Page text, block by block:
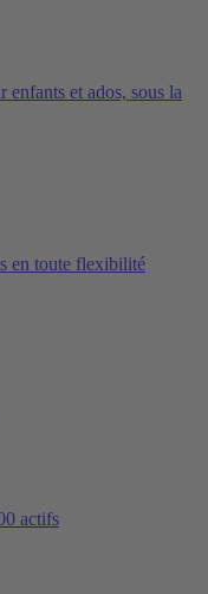
enfants et ados, sous la
en toute flexibilité
actifs